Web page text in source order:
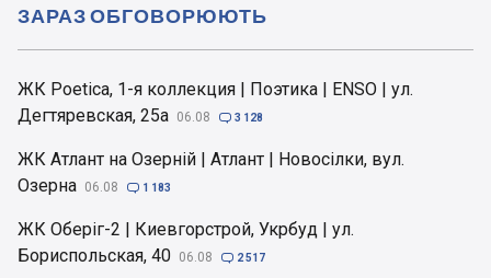
ЖК Poetica, 1-я коллекция | Поэтика | ENSO | ул.
Дегтяревская, 25а 06.08  3 128
ЖК Атлант на Озерній | Атлант | Новосілки, вул.
Озерна 06.08  1 183
ЖК Оберіг-2 | Киевгорстрой, Укрбуд | ул.
Бориспольская, 40 06.08  2 517
ЗАРАЗ ОБГОВОРЮЮТЬ